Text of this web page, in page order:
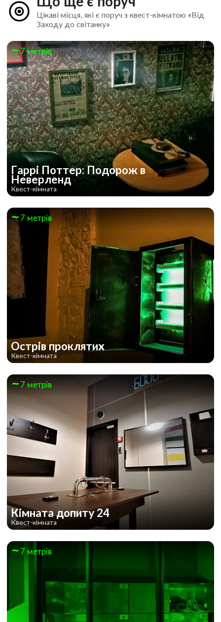
Цікаві місця, які є поруч з квест-кімнатою «Від
Заходу до світанку»
7 метрів
Гаррі Поттер: Подорож в
Неверленд
Квест-кімната
7 метрів
Острів проклятих
Квест-кімната
7 метрів
Кімната допиту 24
Квест-кімната
7 метрів